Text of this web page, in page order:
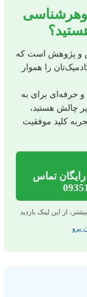
گوهرشناسی
و پژوهش است که
را هموار
و حرفه‌ای برای به
چالش هستید،
کلید موفقیت
تماس
از این لینک بازدید
پرو